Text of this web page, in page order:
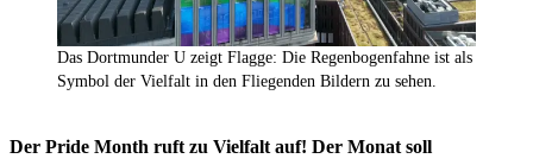
Das Dortmunder U zeigt Flagge: Die Regenbogenfahne ist als
Symbol der Vielfalt in den Fliegenden Bildern zu sehen.
Der Pride Month ruft zu Vielfalt auf! Der Monat soll